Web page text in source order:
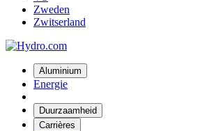
Zweden
Zwitserland
Aluminium
Energie
Duurzaamheid
Carrières